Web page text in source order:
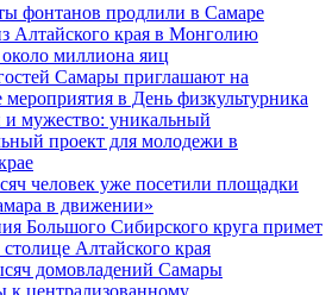
фонтанов продлили в Самаре
Алтайского края в Монголию
миллиона яиц
Самары приглашают на
в День физкультурника
и мужество: уникальный
проект для молодежи в
человек уже посетили площадки
в движении»
Большого Сибирского круга примет
Алтайского края
домовладений Самары
к централизованному